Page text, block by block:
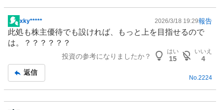
掲
示
板
xky***** 2026/3/18 19:29報告
此処も株主優待でも設ければ、もっと上を目指せるので
は。？？？？？？
投資の参考になりましたか？
はい
15
いいえ
4
返信
No. 2224